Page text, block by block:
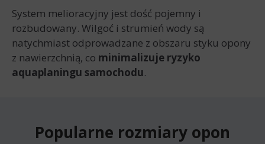
System melioracyjny jest dość pojemny i
rozbudowany. Wilgoć i strumień wody są
natychmiast odprowadzane z obszaru styku opony
z nawierzchnią, co minimalizuje ryzyko
aquaplaningu samochodu.
Popularne rozmiary opon